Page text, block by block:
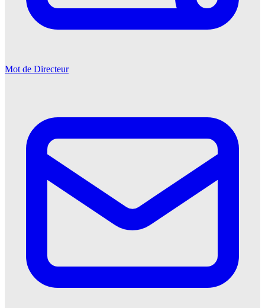
Mot de Directeur